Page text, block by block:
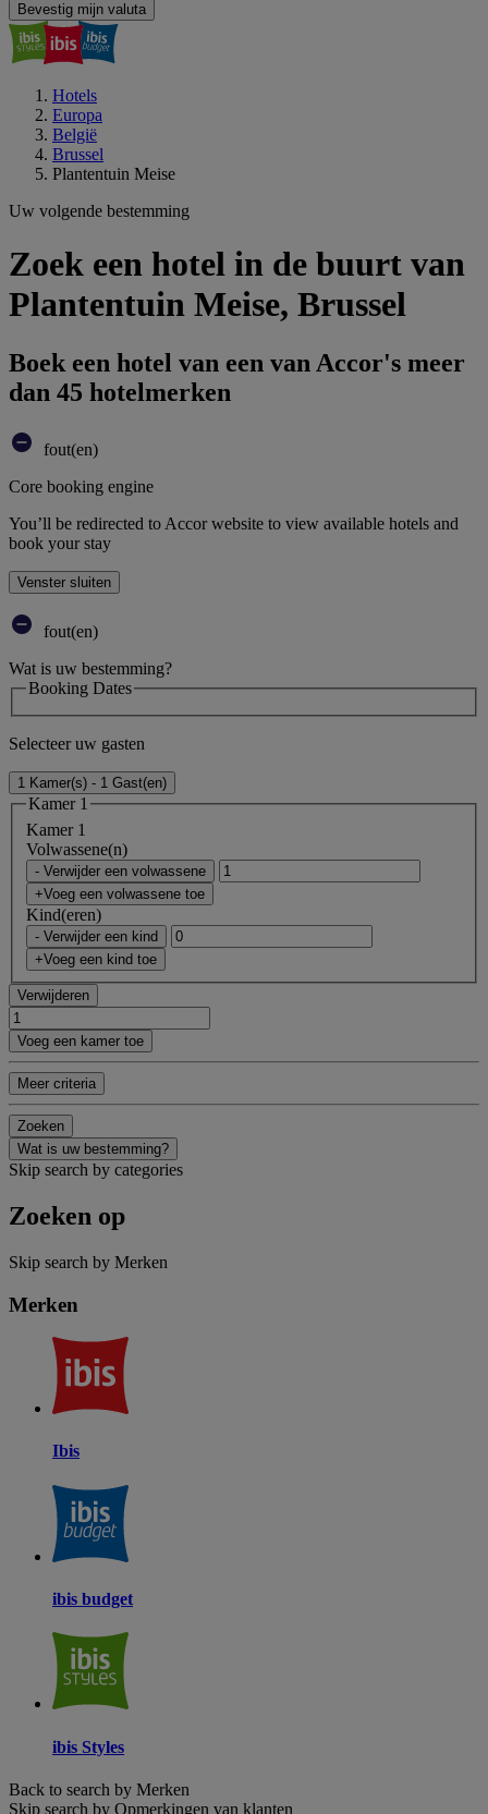
Bevestig mijn valuta
Hotels
Europa
België
Brussel
Plantentuin Meise
Uw volgende bestemming
Zoek een hotel in de buurt van
Plantentuin Meise, Brussel
Boek een hotel van een van Accor's meer
dan 45 hotelmerken
fout(en)
Core booking engine
You’ll be redirected to Accor website to view available hotels and
book your stay
Venster sluiten
fout(en)
Wat is uw bestemming?
Booking Dates
Selecteer uw gasten
1 Kamer(s) - 1 Gast(en)
Kamer 1
Kamer 1
Volwassene(n)
- Verwijder een volwassene
+Voeg een volwassene toe
Kind(eren)
- Verwijder een kind
+Voeg een kind toe
Verwijderen
Voeg een kamer toe
Meer criteria
Zoeken
Wat is uw bestemming?
Skip search by categories
Zoeken op
Skip search by Merken
Merken
Ibis
ibis budget
ibis Styles
Back to search by Merken
Skip search by Opmerkingen van klanten